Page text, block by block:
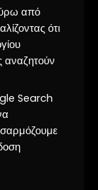
από
ότι
αναζητούν
Search